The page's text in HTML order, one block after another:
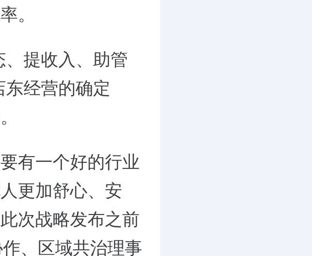
。
、提收入、助管
东经营的确定
有一个好的行业
更加舒心、安
次战略发布之前
、区域共治理事